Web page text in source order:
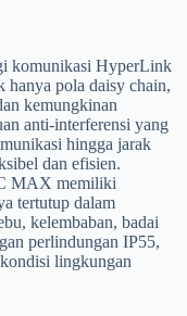
komunikasi HyperLink
hanya pola daisy chain,
kemungkinan
anti-interferensi yang
hingga jarak
dan efisien.
MAX memiliki
tertutup dalam
kelembaban, badai
perlindungan IP55,
lingkungan